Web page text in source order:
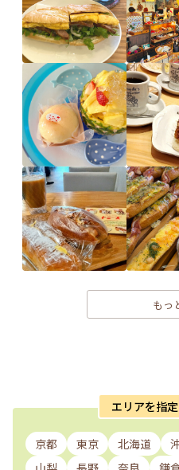
もっ
エリアを指
京都 東京 北海道